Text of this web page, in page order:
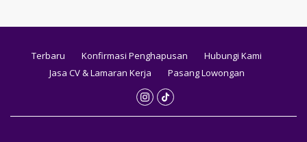
Terbaru Konfirmasi Penghapusan
Hubungi Kami
Jasa CV & Lamaran Kerja
Pasang Lowongan